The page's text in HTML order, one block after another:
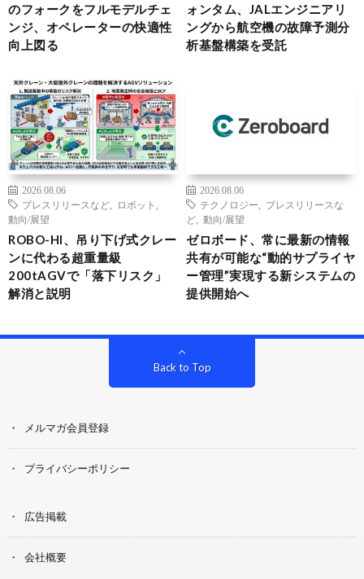
のフォークをフルモデルチェ
ンジ、オペレーターの快適性
向上図る
ォンタム、JALエンジニアリ
ングから航空機の故障予測分
析基盤構築を受託
2026.08.06
プレスリリースなど
ロボット
動向/展望
ROBO-HI、吊り下げ式クレー
ンに代わる超重量級
200tAGVで「落下リスク」
解消と説明
2026.08.06
テクノロジー
プレスリリースな
ど
動向/展望
ゼロボード、常に最新の情報
共有が可能な“動的サプライヤ
ー管理”実現する新システムの
提供開始へ
Back to Top
メルマガ会員登録
プライバシーポリシー
広告掲載
会社概要